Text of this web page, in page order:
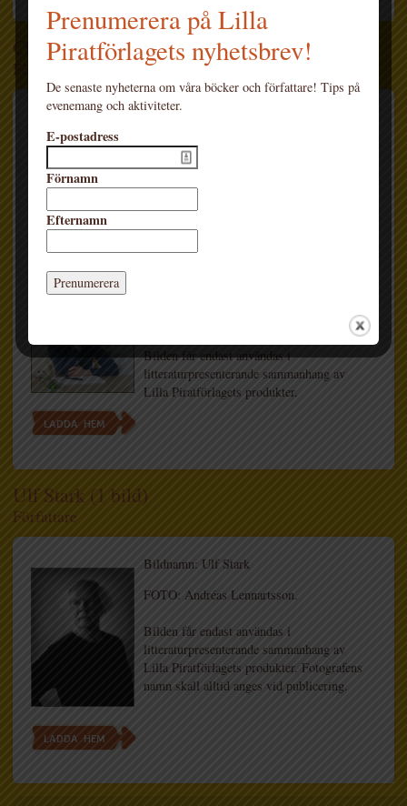
Charlotte Ramel (2 bilder)
Författare
LADDA HEM
Bildnamn: Charlotte Ramel 2_foto privat
FOTO: privat
Bilden får endast användas i
LADDA HEM
Bilden får endast användas i
litteraturpresenterande sammanhang av
Lilla Piratförlagets produkter.
Ulf Stark (1 bild)
Författare
LADDA HEM
Bildnamn: Ulf Stark
FOTO: Andréas Lennartsson.
Bilden får endast användas i
litteraturpresenterande sammanhang av
Lilla Piratförlagets produkter. Fotografens
namn skall alltid anges vid publicering.
Prenumerera på Lilla
Piratförlagets nyhetsbrev!
De senaste nyheterna om våra böcker och författare! Tips på
evenemang och aktiviteter.
E-postadress
Förnamn
Efternamn